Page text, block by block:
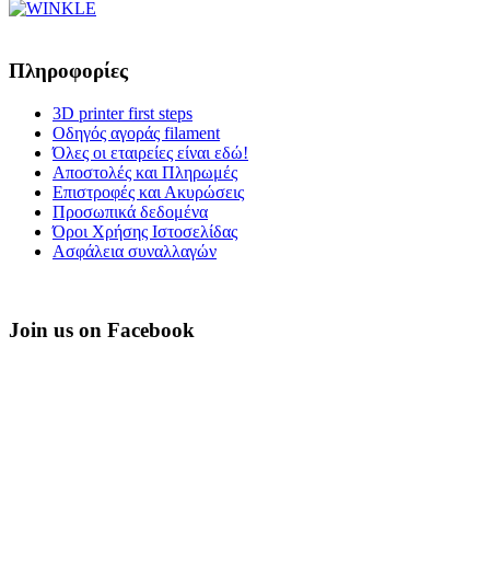
Πληροφορίες
3D printer first steps
Οδηγός αγοράς filament
Όλες οι εταιρείες είναι εδώ!
Αποστολές και Πληρωμές
Επιστροφές και Ακυρώσεις
Προσωπικά δεδομένα
Όροι Χρήσης Ιστοσελίδας
Ασφάλεια συναλλαγών
Join us on Facebook